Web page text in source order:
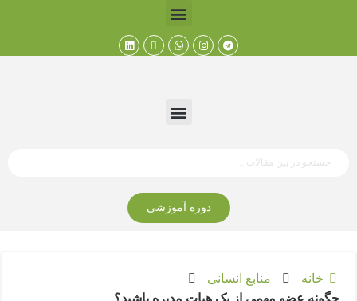
دوره آموزشی
خانه
منابع انسانی
چگونه عضو مهمی از یک هیات مدیره باشید؟